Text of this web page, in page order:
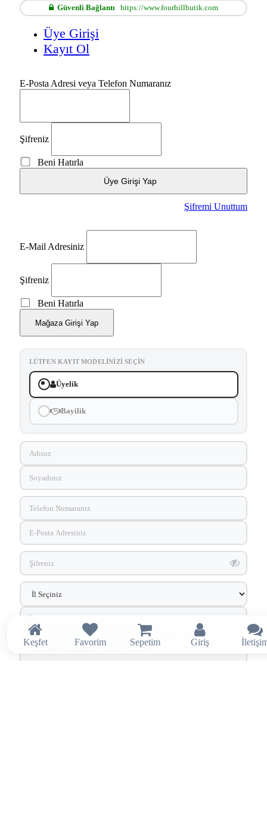
Güvenli Bağlantı https://www.fourhillbutik.com
Üye Girişi
Kayıt Ol
E-Posta Adresi veya Telefon Numaranız
Şifreniz
Beni Hatırla
Üye Girişi Yap
Şifremi Unuttum
E-Mail Adresiniz
Şifreniz
Beni Hatırla
Mağaza Girişi Yap
LÜTFEN KAYIT MODELINIZI SEÇIN
Üyelik
Bayilik
Keşfet Favorim Sepetim Giriş